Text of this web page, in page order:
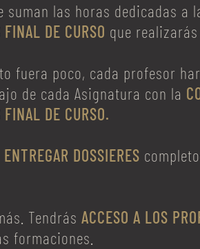
suman las horas dedicadas a
FINAL DE CURSO que
fuera poco, cada profesor
de cada Asignatura con la
FINAL DE CURSO.
ENTREGAR DOSSIERES
TendrásACCESO A LOS
formaciones.